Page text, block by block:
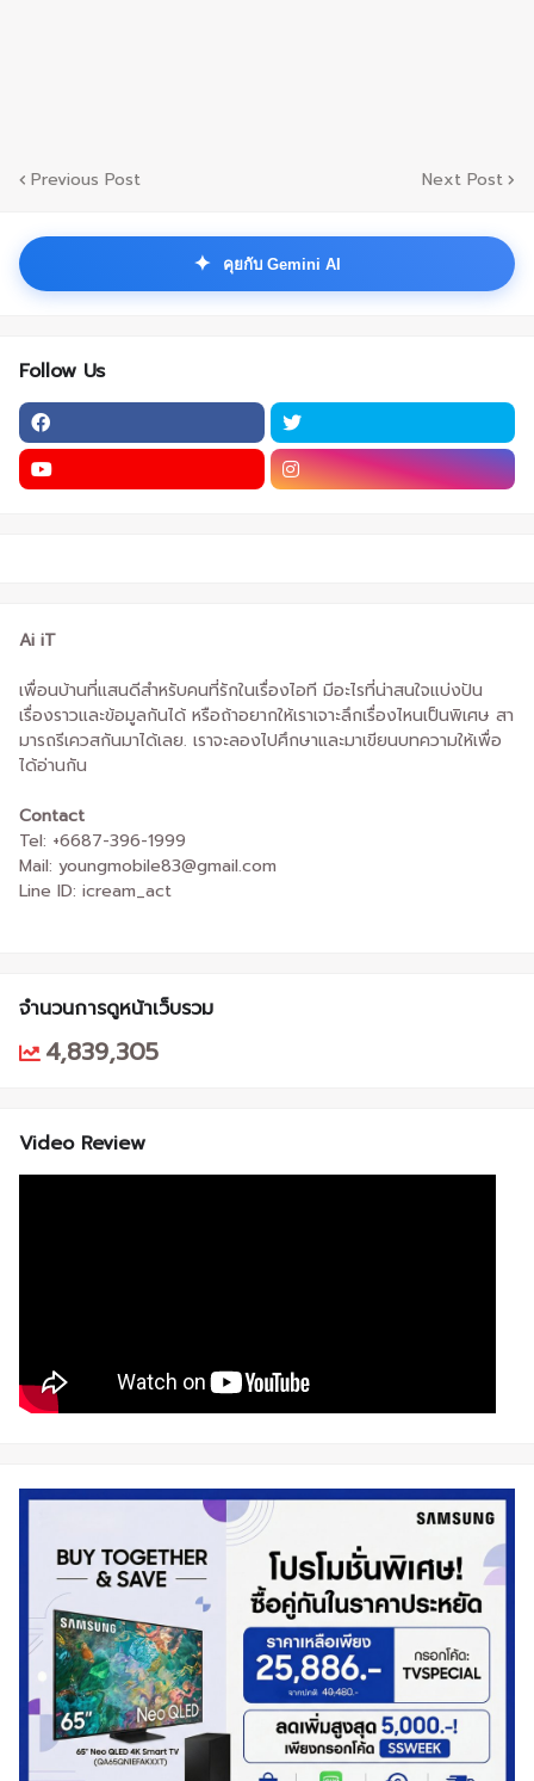
Previous Post Next Post
✦ คุยกับ Gemini AI
Follow Us
Ai iT
เพื่อนบ้านที่แสนดีสำหรับคนที่รักในเรื่องไอที มีอะไรที่น่าสนใจแบ่งปัน
เรื่องราวและข้อมูลกันได้ หรือถ้าอยากให้เราเจาะลึกเรื่องไหนเป็นพิเศษ สา
มารถรีเควสกันมาได้เลย. เราจะลองไปศึกษาและมาเขียนบทความให้เพื่อ
ได้อ่านกัน
Contact
Tel: +6687-396-1999
Mail: youngmobile83@gmail.com
Line ID: icream_act
จำนวนการดูหน้าเว็บรวม
4,839,305
Video Review